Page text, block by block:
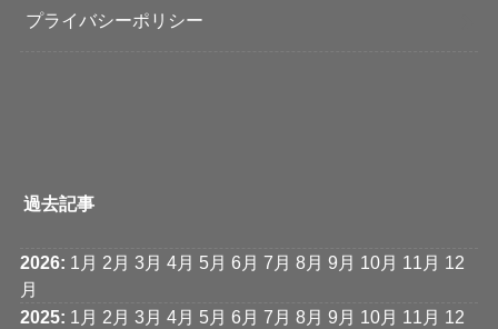
プライバシーポリシー
過去記事
2026: 1月 2月 3月 4月 5月 6月 7月 8月 9月 10月 11月 12
月
2025: 1月 2月 3月 4月 5月 6月 7月 8月 9月 10月 11月 12